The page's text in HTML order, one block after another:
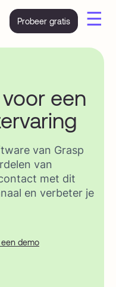
☰
Probeer gratis
voor een
van Grasp
van
met dit
en verbeter je
een demo